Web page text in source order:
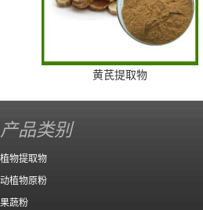
黄芪提取物
产品类别
植物提取物
动植物原粉
果蔬粉